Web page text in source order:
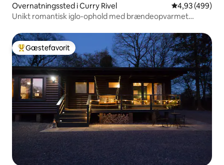
Overnatningssted i Curry Rivel 4,93 ud af 5 i
4,93 (499)
Unikt romantisk iglo-ophold med brændeopvarmet
Bedste gæstefavorit
Gæstefavorit